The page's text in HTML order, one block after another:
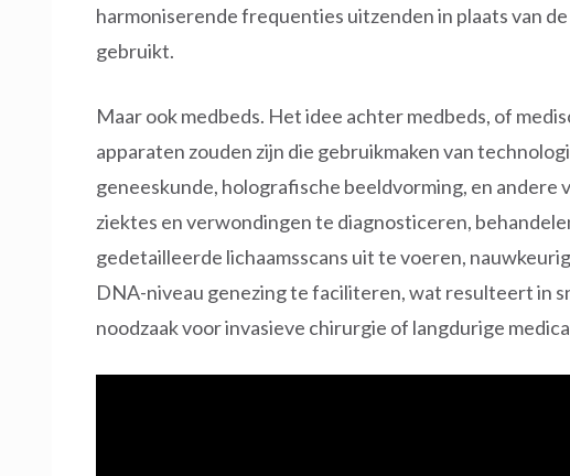
harmoniserende frequenties uitzenden in plaats van
gebruikt.
Maar ook medbeds. Het idee achter medbeds, of
apparaten zouden zijn die gebruikmaken van
geneeskunde, holografische beeldvorming, en andere
ziektes en verwondingen te diagnosticeren,
gedetailleerde lichaamsscans uit te voeren,
DNA-niveau genezing te faciliteren, wat resulteert in
noodzaak voor invasieve chirurgie of langdurige